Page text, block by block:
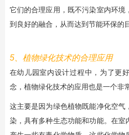
它们的合理应用，既不污染室内环境
到良好的融合，从而达到节能环保的
5、植物绿化技术的合理应用
在幼儿园室内设计过程中，为了更
念，植物绿化技术的应用也是一个非
这主要是因为绿色植物既能净化空
染，具有多种生态功能和功能。在室